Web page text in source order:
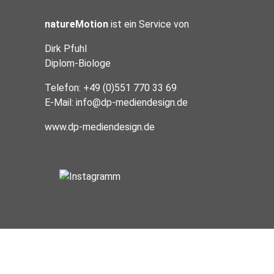
natureMotion ist ein Service von
Dirk Pfuhl
Diplom-Biologe
Telefon: +49 (0)551 770 33 69
E-Mail: info@dp-mediendesign.de
www.dp-mediendesign.de